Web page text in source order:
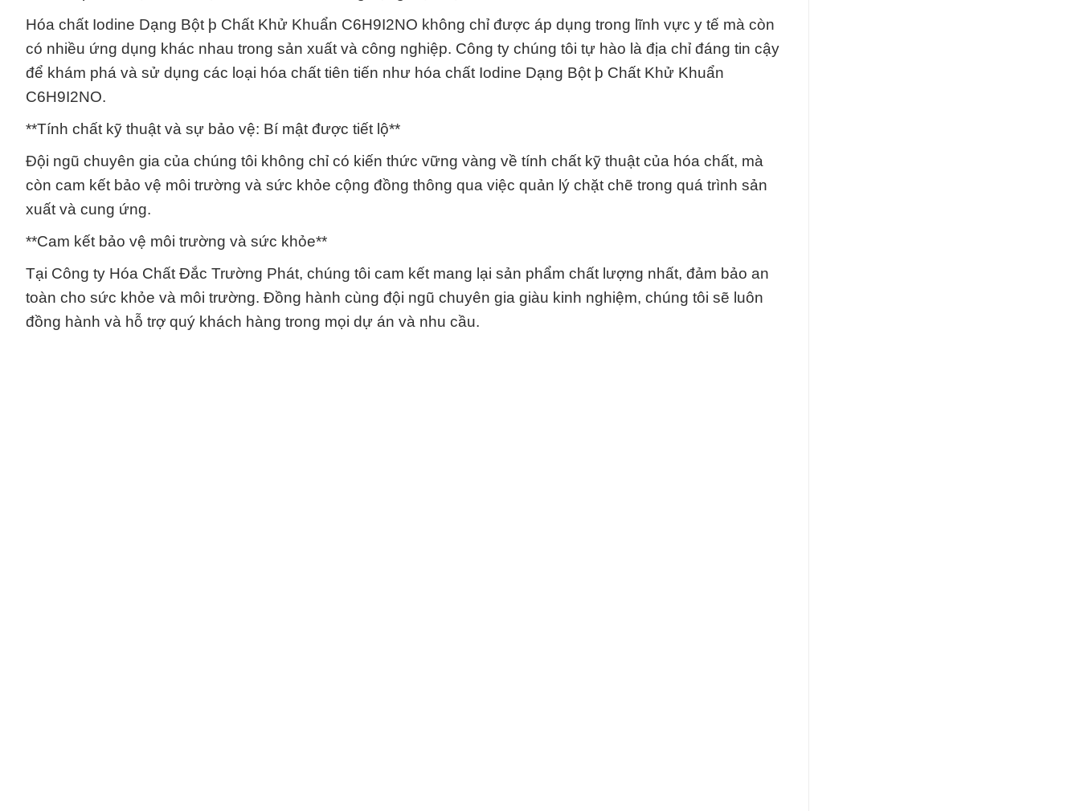
Hóa chất Iodine Dạng Bột þ Chất Khử Khuẩn C6H9I2NO không chỉ được áp dụng trong lĩnh vực y tế mà còn
có nhiều ứng dụng khác nhau trong sản xuất và công nghiệp. Công ty chúng tôi tự hào là địa chỉ đáng tin cậy
để khám phá và sử dụng các loại hóa chất tiên tiến như hóa chất Iodine Dạng Bột þ Chất Khử Khuẩn
C6H9I2NO.
**Tính chất kỹ thuật và sự bảo vệ: Bí mật được tiết lộ**
Đội ngũ chuyên gia của chúng tôi không chỉ có kiến thức vững vàng về tính chất kỹ thuật của hóa chất, mà
còn cam kết bảo vệ môi trường và sức khỏe cộng đồng thông qua việc quản lý chặt chẽ trong quá trình sản
xuất và cung ứng.
**Cam kết bảo vệ môi trường và sức khỏe**
Tại Công ty Hóa Chất Đắc Trường Phát, chúng tôi cam kết mang lại sản phẩm chất lượng nhất, đảm bảo an
toàn cho sức khỏe và môi trường. Đồng hành cùng đội ngũ chuyên gia giàu kinh nghiệm, chúng tôi sẽ luôn
đồng hành và hỗ trợ quý khách hàng trong mọi dự án và nhu cầu.